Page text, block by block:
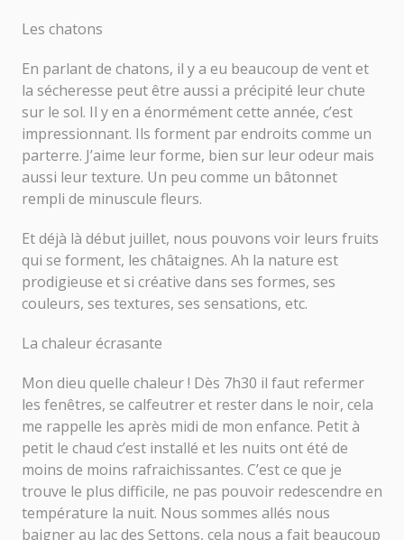
Les chatons
En parlant de chatons, il y a eu beaucoup de vent et
la sécheresse peut être aussi a précipité leur chute
sur le sol. Il y en a énormément cette année, c’est
impressionnant. Ils forment par endroits comme un
parterre. J’aime leur forme, bien sur leur odeur mais
aussi leur texture. Un peu comme un bâtonnet
rempli de minuscule fleurs.
Et déjà là début juillet, nous pouvons voir leurs fruits
qui se forment, les châtaignes. Ah la nature est
prodigieuse et si créative dans ses formes, ses
couleurs, ses textures, ses sensations, etc.
La chaleur écrasante
Mon dieu quelle chaleur ! Dès 7h30 il faut refermer
les fenêtres, se calfeutrer et rester dans le noir, cela
me rappelle les après midi de mon enfance. Petit à
petit le chaud c’est installé et les nuits ont été de
moins de moins rafraichissantes. C’est ce que je
trouve le plus difficile, ne pas pouvoir redescendre en
température la nuit. Nous sommes allés nous
baigner au lac des Settons, cela nous a fait beaucoup